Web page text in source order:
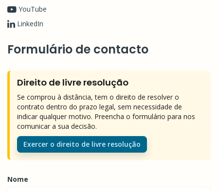
YouTube
LinkedIn
Formulário de contacto
Direito de livre resolução
Se comprou à distância, tem o direito de resolver o
contrato dentro do prazo legal, sem necessidade de
indicar qualquer motivo. Preencha o formulário para nos
comunicar a sua decisão.
Exercer o direito de livre resolução
Nome